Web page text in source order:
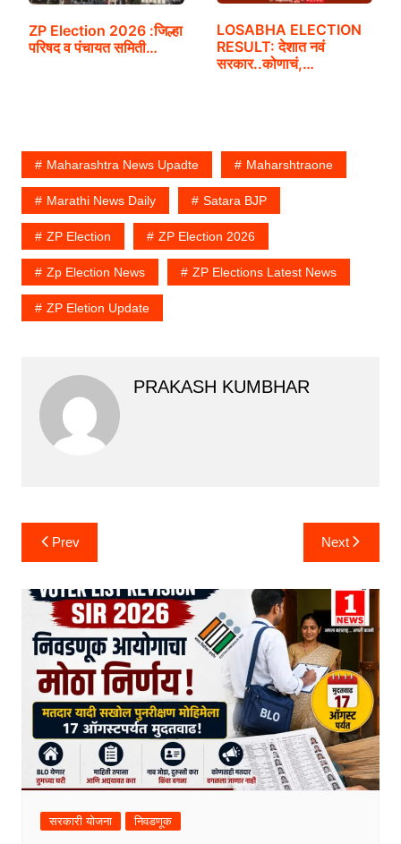
ZP Election 2026 :जिल्हा
परिषद व पंचायत समिती…
LOSABHA ELECTION
RESULT: देशात नवं
सरकार..कोणाचं,…
Maharashtra News Upadte Maharshtraone
Marathi News Daily Satara BJP
ZP Election ZP Election 2026
Zp Election News ZP Elections Latest News
ZP Eletion Update
PRAKASH KUMBHAR
Post
navigation
Prev Next
सरकारी योजना निवडणूक